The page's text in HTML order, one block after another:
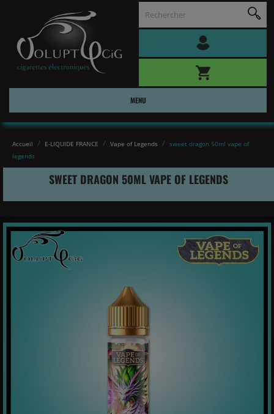
MENU
Accueil E-LIQUIDE FRANCE Vape of Legends
sweet dragon 50ml vape of
legends
SWEET DRAGON 50ML VAPE OF LEGENDS